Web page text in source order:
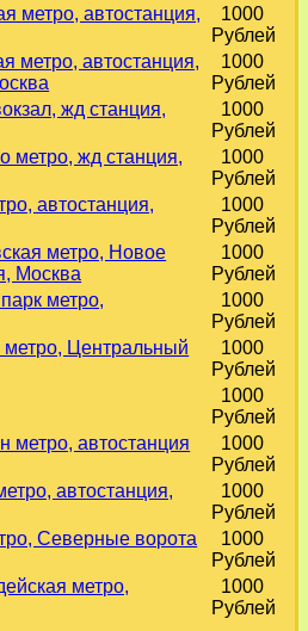
метро, автостанция,
1000
Рублей
метро, автостанция,
1000
Рублей
жд станция,
1000
Рублей
метро, жд станция,
1000
Рублей
автостанция,
1000
Рублей
метро, Новое
Москва
1000
Рублей
метро,
1000
Рублей
Центральный
1000
Рублей
1000
Рублей
метро, автостанция
1000
Рублей
автостанция,
1000
Рублей
Северные ворота
1000
Рублей
метро,
1000
Рублей